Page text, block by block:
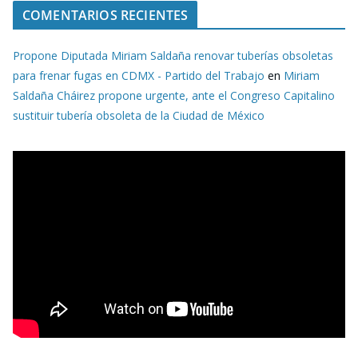
COMENTARIOS RECIENTES
Propone Diputada Miriam Saldaña renovar tuberías obsoletas
para frenar fugas en CDMX - Partido del Trabajo en Miriam
Saldaña Cháirez propone urgente, ante el Congreso Capitalino
sustituir tubería obsoleta de la Ciudad de México